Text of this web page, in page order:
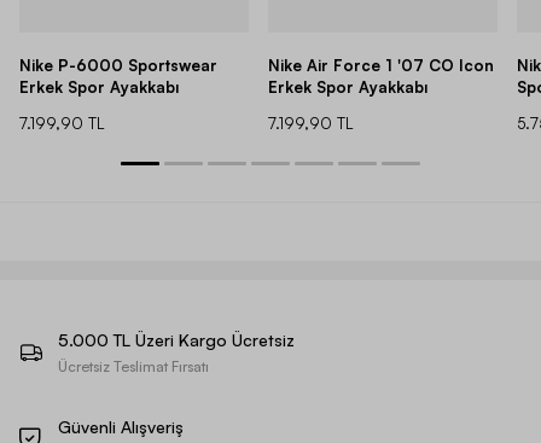
Nike P-6000 Sportswear
Erkek Spor Ayakkabı
7.199,90 TL
Nike Air Force 1 '07 CO Icon
Erkek Spor Ayakkabı
7.199,90 TL
5.000 TL Üzeri Kargo Ücretsiz
Ücretsiz Teslimat Fırsatı
Güvenli Alışveriş